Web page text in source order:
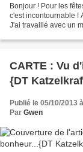
Bonjour ! Pour les
c'est incontournable !
J'ai travaillé avec un
CARTE : Vu
{DT
Publié le 05/10/2013
Par Gwen